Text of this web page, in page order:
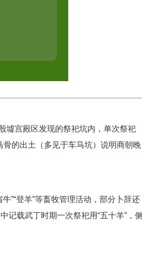
墟宫殿区发现的祭祀坑内，单次祭祀
骨的出土（多见于车马坑）说明商朝晚
”“登羊”等畜牧管理活动，部分卜辞还
记载武丁时期一次祭祀用“五十羊”，侧